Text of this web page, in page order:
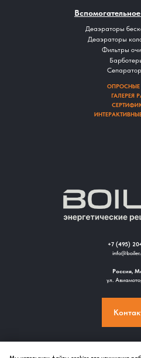
ОПРОСНЫЕ
ГАЛЕРЕЯ
Деаэраторы
Деаэраторы
Фильтры
+7 (495)
Россия,
ул.